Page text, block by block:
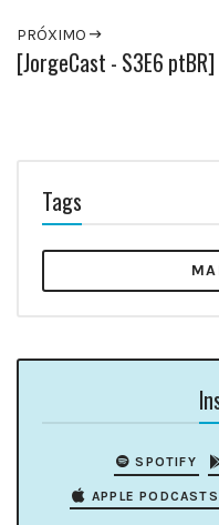
PRÓXIMO
[JorgeCast - S3E6
Tags
SPOTIFY
APPLE PODCASTS